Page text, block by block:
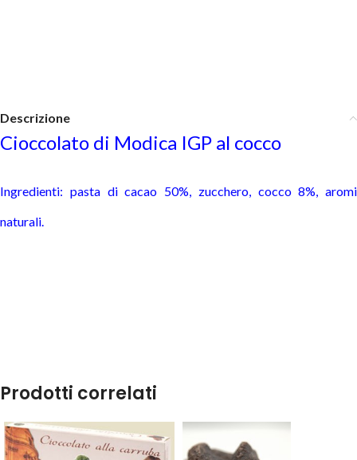
Descrizione
Cioccolato di Modica IGP al cocco
Ingredienti: pasta di cacao 50%, zucchero, cocco 8%, aromi
naturali.
Prodotti correlati